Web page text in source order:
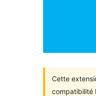
Cette
compatibilité